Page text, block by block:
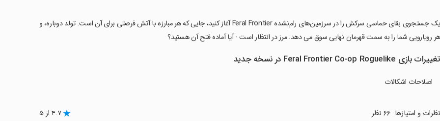
‏یک جستجوی بقای حماسی سرکش را در سرزمین‌های رام‌نشده Feral Frontier آغاز کنید، جایی که هر مبارزه با آتش فرصتی برای آن است. تولد دوباره، و
هر رویارویی شما را به سمت قهرمان نهایی سوق می دهد. مرز در انتظار است - آیا آماده فتح آن هستید؟
تغییرات بازی Feral Frontier Co-op Roguelike در نسخه جدید
اصلاحات اشکالات
نظرات و امتیازها ۶۶ نظر ۴.۷ از ۵